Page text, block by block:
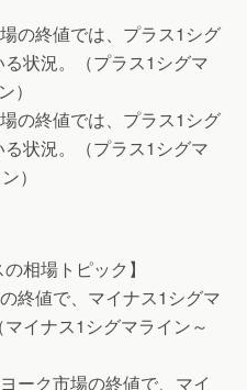
の終値では、プラス1シグ
状況。（プラス1シグマ
）
の終値では、プラス1シグ
状況。（プラス1シグマ
）
相場トピック】
終値で、マイナス1シグマ
イナス1シグマライン～
ーク市場の終値で、マイ